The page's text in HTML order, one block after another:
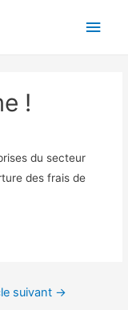
!
du secteur
des frais de
suivant →